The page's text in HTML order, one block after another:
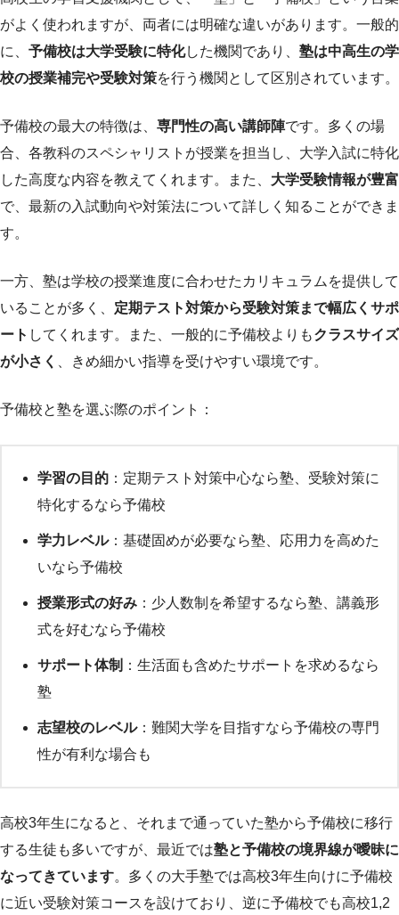
がよく使われますが、両者には明確な違いがあります。一般的
に、 予備校は大学受験に特化した機関であり、 塾は中高生の学
校の授業補完や受験対策を行う機関として区別されています。
予備校の最大の特徴は、 専門性の高い講師陣です。多くの場
合、各教科のスペシャリストが授業を担当し、大学入試に特化
した高度な内容を教えてくれます。また、 大学受験情報が豊富
で、最新の入試動向や対策法について詳しく知ることができま
す。
一方、塾は学校の授業進度に合わせたカリキュラムを提供して
いることが多く、 定期テスト対策から受験対策まで幅広くサポ
ート してくれます。また、一般的に予備校よりもクラスサイズ
が小さく
、きめ細かい指導を受けやすい環境です。
予備校と塾を選ぶ際のポイント：
学習の目的 ：定期テスト対策中心なら塾、受験対策に
特化するなら予備校
学力レベル：基礎固めが必要なら塾、応用力を高めた
いなら予備校
授業形式の好み ：少人数制を希望するなら塾、講義形
式を好むなら予備校
サポート体制 ：生活面も含めたサポートを求めるなら
塾
志望校のレベル：難関大学を目指すなら予備校の専門
性が有利な場合も
高校3年生になると、それまで通っていた塾から予備校に移行
する生徒も多いですが、最近では塾と予備校の境界線が曖昧に
なってきています。多くの大手塾では高校3年生向けに予備校
に近い受験対策コースを設けており、逆に予備校でも高校1,2